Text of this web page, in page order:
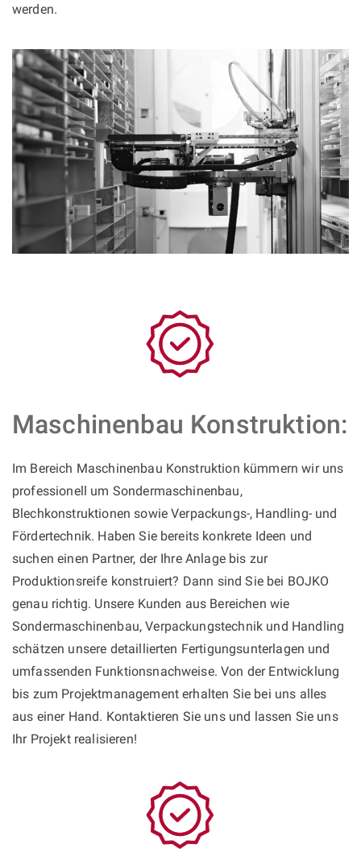
werden.
Maschinenbau Konstruktion:
Im Bereich Maschinenbau Konstruktion kümmern wir uns
professionell um Sondermaschinenbau,
Blechkonstruktionen sowie Verpackungs-, Handling- und
Fördertechnik. Haben Sie bereits konkrete Ideen und
suchen einen Partner, der Ihre Anlage bis zur
Produktionsreife konstruiert? Dann sind Sie bei BOJKO
genau richtig. Unsere Kunden aus Bereichen wie
Sondermaschinenbau, Verpackungstechnik und Handling
schätzen unsere detaillierten Fertigungsunterlagen und
umfassenden Funktionsnachweise. Von der Entwicklung
bis zum Projektmanagement erhalten Sie bei uns alles
aus einer Hand. Kontaktieren Sie uns und lassen Sie uns
Ihr Projekt realisieren!